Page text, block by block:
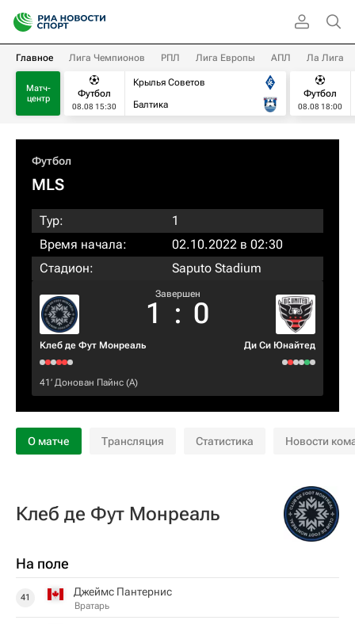
Главное Лига Чемпионов РПЛ Лига Европы АПЛ Ла Лига
Матч-
центр
Футбол
08.08 15:30
Крылья Советов
Балтика
Футбол
08.08 18:00
Футбол
MLS
Тур:
1
Время начала:
02.10.2022 в 02:30
Стадион:
Saputo Stadium
Клеб де Фут Монреаль
Завершен
1 : 0
Ди Си Юнайтед
41‎’‎ Донован Пайнс (А)
О матче Трансляция Статистика Новости
Клеб де Фут Монреаль
На поле
41 Джеймс Пантернис
Вратарь